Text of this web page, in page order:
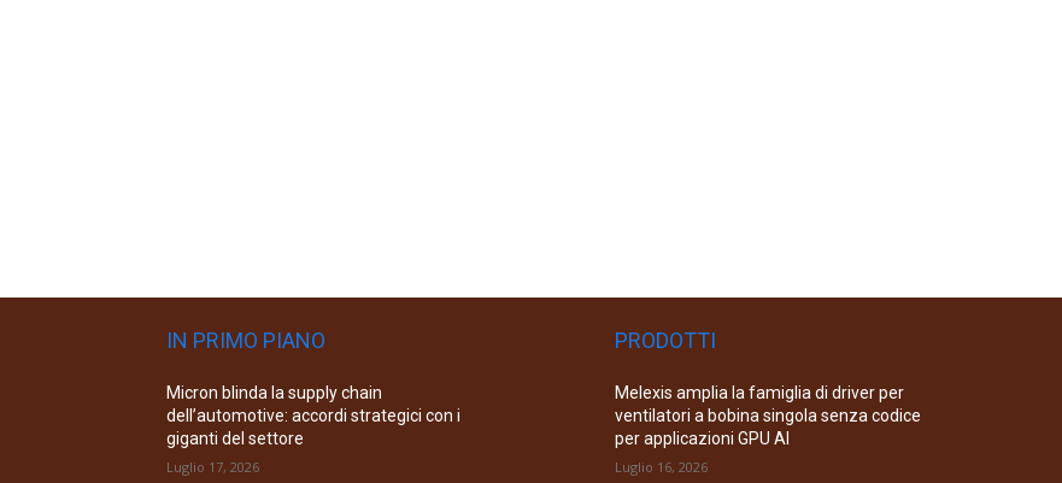
IN PRIMO PIANO
Micron blinda la supply chain
dell’automotive: accordi strategici con i
giganti del settore
Luglio 17, 2026
PRODOTTI
Melexis amplia la famiglia di driver per
ventilatori a bobina singola senza codice
per applicazioni GPU AI
Luglio 16, 2026